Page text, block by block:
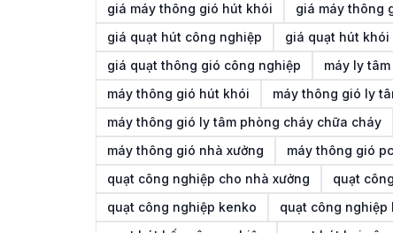
giá máy thông gió hút khói
giá máy thông
giá quạt hút công nghiệp
giá quạt hút khói
giá quạt thông gió công nghiệp
máy ly
máy thông gió hút khói
máy thông gió ly
máy thông gió ly tâm phòng cháy chữa cháy
máy thông gió nhà xưởng
máy thông gió
quạt công nghiệp cho nhà xưởng
quạt
quạt công nghiệp kenko
quạt công nghiệp